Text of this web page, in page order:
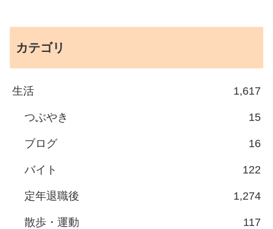
カテゴリ
生活 1,617
つぶやき 15
ブログ 16
バイト 122
定年退職後 1,274
散歩・運動 117